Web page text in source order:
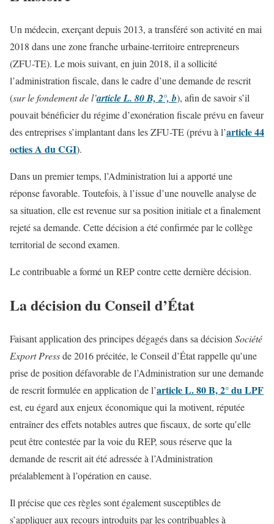
Un médecin, exerçant depuis 2013, a transféré son activité en mai
2018 dans une zone franche urbaine-territoire entrepreneurs
(ZFU-TE). Le mois suivant, en juin 2018, il a sollicité
l’administration fiscale, dans le cadre d’une demande de rescrit
(sur le fondement de l’article L. 80 B, 2°, b), afin de savoir s’il
pouvait bénéficier du régime d’exonération fiscale prévu en faveur
des entreprises s’implantant dans les ZFU-TE (prévu à l’article 44
octies A du CGI).
Dans un premier temps, l’Administration lui a apporté une
réponse favorable. Toutefois, à l’issue d’une nouvelle analyse de
sa situation, elle est revenue sur sa position initiale et a finalement
rejeté sa demande. Cette décision a été confirmée par le collège
territorial de second examen.
Le contribuable a formé un REP contre cette dernière décision.
La décision du Conseil d’État
Faisant application des principes dégagés dans sa décision Société
Export Pressde 2016 précitée, le Conseil d’État rappelle qu’une
prise de position défavorable de l’Administration sur une demande
de rescrit formulée en application de l’article L. 80 B, 2° du LPF
est, eu égard aux enjeux économique qui la motivent, réputée
entraîner des effets notables autres que fiscaux, de sorte qu’elle
peut être contestée par la voie du REP, sous réserve que la
demande de rescrit ait été adressée à l’Administration
préalablement à l’opération en cause.
Il précise que ces règles sont également susceptibles de
s’appliquer aux recours introduits par les contribuables à